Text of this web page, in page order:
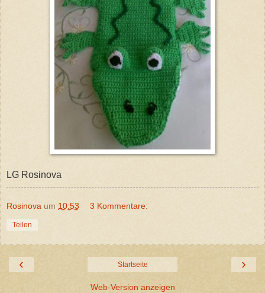
LG Rosinova
Rosinova um 10:53 3 Kommentare:
Teilen
‹ ›
Startseite
Web-Version anzeigen